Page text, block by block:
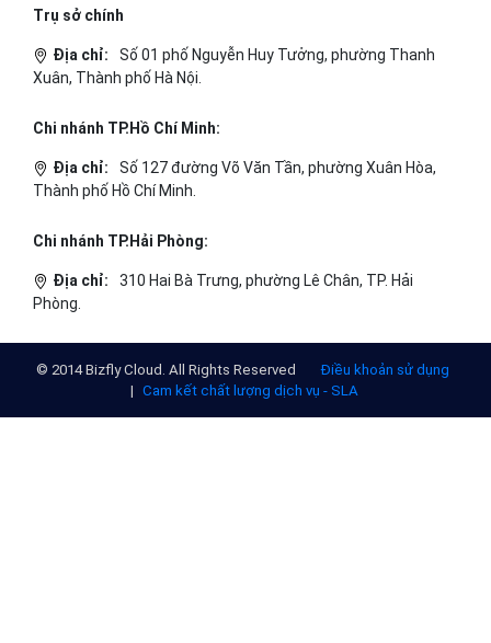
Trụ sở chính
Địa chỉ:
Số 01 phố Nguyễn Huy Tưởng, phường Thanh
Xuân, Thành phố Hà Nội.
Chi nhánh TP.Hồ Chí Minh:
Địa chỉ:
Số 127 đường Võ Văn Tần, phường Xuân Hòa,
Thành phố Hồ Chí Minh.
Chi nhánh TP.Hải Phòng:
Địa chỉ:
310 Hai Bà Trưng, phường Lê Chân, TP. Hải
Phòng.
© 2014 Bizfly Cloud. All Rights Reserved
Điều khoản sử dụng
| Cam kết chất lượng dịch vụ - SLA